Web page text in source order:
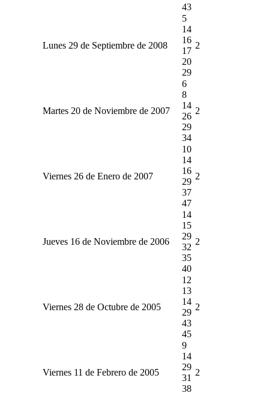
43
Lunes 29 de Septiembre de 2008
5
14
16
17
20
29
2
Martes 20 de Noviembre de 2007
6
8
14
26
29
34
2
Viernes 26 de Enero de 2007
10
14
16
29
37
47
2
Jueves 16 de Noviembre de 2006
14
15
29
32
35
40
2
Viernes 28 de Octubre de 2005
12
13
14
29
43
45
2
Viernes 11 de Febrero de 2005
9
14
29
31
38
2